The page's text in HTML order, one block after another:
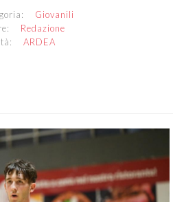
Giovanili
Redazione
ARDEA